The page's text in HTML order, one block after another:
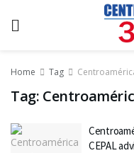
Home Tag
Tag:
CEPAL